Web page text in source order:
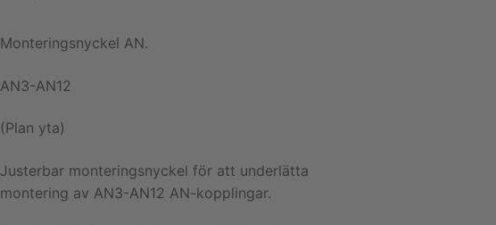
Monteringsnyckel AN.
AN3-AN12
(Plan yta)
Justerbar monteringsnyckel för att underlätta
montering av AN3-AN12 AN-kopplingar.